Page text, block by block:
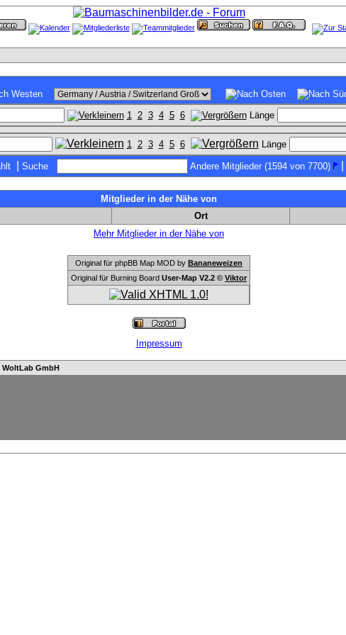
1 2 3 4 5 6 Länge
1 2 3 4 5 6 Länge
Suche Andere Mitglieder (1594 von 7700) |
Mitglieder in der Nähe von
Ort
Mehr Mitglieder in der Nähe von
Original für phpBB Map MOD by Bananeweizen
Original für Burning Board User-Map V2.2 © Viktor
Impressum
WoltLab GmbH